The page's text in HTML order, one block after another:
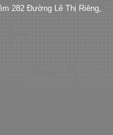
282 Đường Lê Thị Riêng,